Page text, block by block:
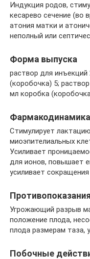
Индукция родов,
кесарево сечение (во
атония матки и
неполный или
Форма выпуска
раствор для
(коробочка) 5;
мл коробка
Фармакодинамика
Стимулирует
миоэпителиальных
Усиливает
для ионов, повышает
усиливает
Угрожающий разрыв
положение плода,
плода размерам таза,
Побочные